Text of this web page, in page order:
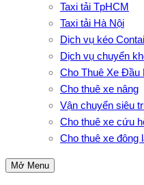
Taxi tải TpHCM
Taxi tải Hà Nội
Dịch vụ kéo
Dịch vụ chuyển
Cho Thuê Xe Đầu
Cho thuê xe nâng
Vận chuyển siêu
Cho thuê xe cứu
Cho thuê xe đông
Mở Menu